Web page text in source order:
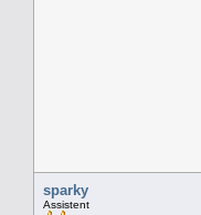
sparky
Assistent